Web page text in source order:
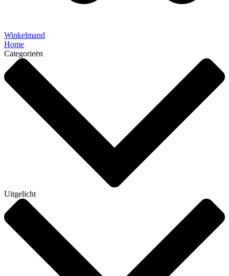
Winkelmand
Home
Categorieën
Uitgelicht